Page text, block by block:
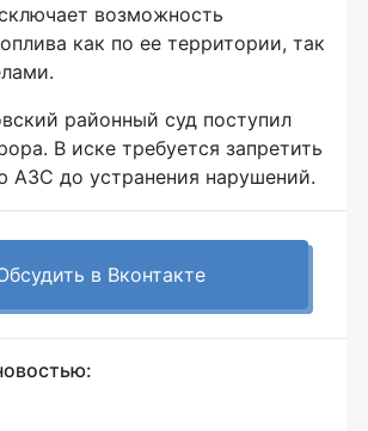
возможность
как по ее территории, так
районный суд поступил
В иске требуется запретить
АЗС до устранения нарушений.
в Вконтакте